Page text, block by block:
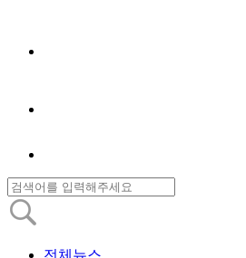
전체뉴스